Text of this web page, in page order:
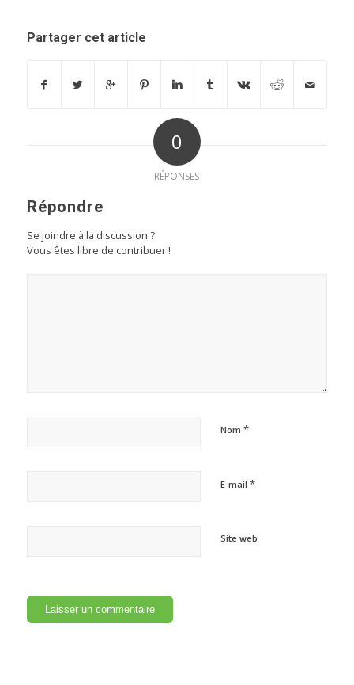
Partager cet article
0
RÉPONSES
Répondre
Se joindre à la discussion ?
Vous êtes libre de contribuer !
Nom *
E-mail *
Site web